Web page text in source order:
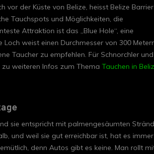
vor der Küste von Belize, heisst Belize Barrier
Tauchspots und Möglichkeiten, die
Attraktion ist das „Blue Hole“, eine
weist einen Durchmesser von 300
Taucher zu empfehlen. Für Schnorchler und
weiteren Infos zum Thema Tauchen in
sie entspricht mit palmengesäumten
und weil sie gut erreichbar ist, hat es immer
denn Autos gibt es keine. Man rollt